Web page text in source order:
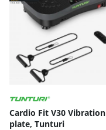
Cardio Fit V30 Vibration
plate, Tunturi